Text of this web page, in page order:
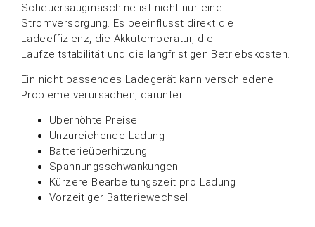
Scheuersaugmaschine ist nicht nur eine
Stromversorgung. Es beeinflusst direkt die
Ladeeffizienz, die Akkutemperatur, die
Laufzeitstabilität und die langfristigen Betriebskosten.
Ein nicht passendes Ladegerät kann verschiedene
Probleme verursachen, darunter:
Überhöhte Preise
Unzureichende Ladung
Batterieüberhitzung
Spannungsschwankungen
Kürzere Bearbeitungszeit pro Ladung
Vorzeitiger Batteriewechsel